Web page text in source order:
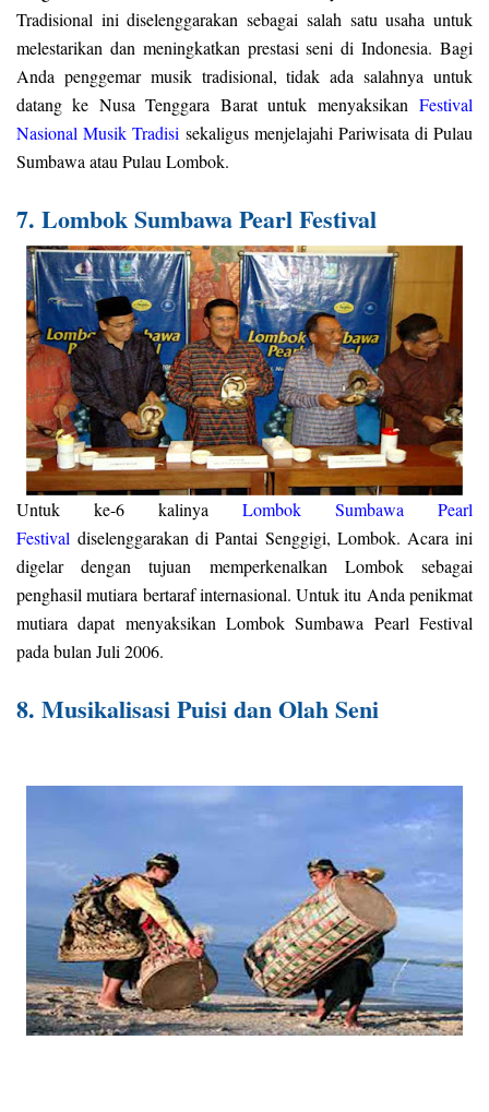
Tradisional ini diselenggarakan sebagai salah satu usaha untuk
melestarikan dan meningkatkan prestasi seni di Indonesia. Bagi
Anda penggemar musik tradisional, tidak ada salahnya untuk
datang ke Nusa Tenggara Barat untuk menyaksikan Festival
Nasional Musik Tradisi sekaligus menjelajahi Pariwisata di Pulau
Sumbawa atau Pulau Lombok.
7. Lombok Sumbawa Pearl Festival
Untuk ke-6 kalinyaLombok Sumbawa Pearl
Festival diselenggarakan di Pantai Senggigi, Lombok. Acara ini
digelar dengan tujuan memperkenalkan Lombok sebagai
penghasil mutiara bertaraf internasional. Untuk itu Anda penikmat
mutiara dapat menyaksikan Lombok Sumbawa Pearl Festival
pada bulan Juli 2006.
8. Musikalisasi Puisi dan Olah Seni